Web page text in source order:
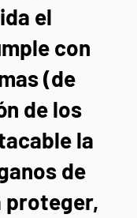
el
con
(de
de los
la
de
proteger,